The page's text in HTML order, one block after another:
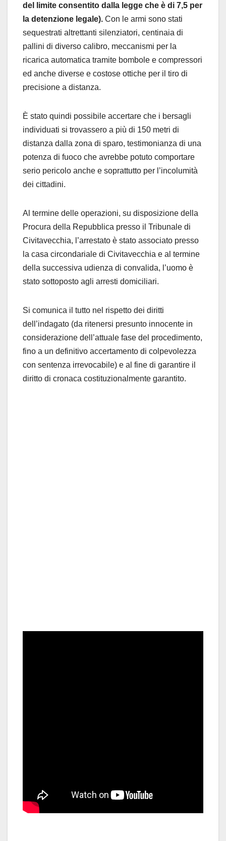
del limite consentito dalla legge che è di 7,5 per
la detenzione legale). Con le armi sono stati
sequestrati altrettanti silenziatori, centinaia di
pallini di diverso calibro, meccanismi per la
ricarica automatica tramite bombole e compressori
ed anche diverse e costose ottiche per il tiro di
precisione a distanza.
È stato quindi possibile accertare che i bersagli
individuati si trovassero a più di 150 metri di
distanza dalla zona di sparo, testimonianza di una
potenza di fuoco che avrebbe potuto comportare
serio pericolo anche e soprattutto per l’incolumità
dei cittadini.
Al termine delle operazioni, su disposizione della
Procura della Repubblica presso il Tribunale di
Civitavecchia, l’arrestato è stato associato presso
la casa circondariale di Civitavecchia e al termine
della successiva udienza di convalida, l’uomo è
stato sottoposto agli arresti domiciliari.
Si comunica il tutto nel rispetto dei diritti
dell’indagato (da ritenersi presunto innocente in
considerazione dell’attuale fase del procedimento,
fino a un definitivo accertamento di colpevolezza
con sentenza irrevocabile) e al fine di garantire il
diritto di cronaca costituzionalmente garantito.